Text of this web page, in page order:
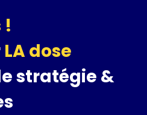
!
LA dose
stratégie &